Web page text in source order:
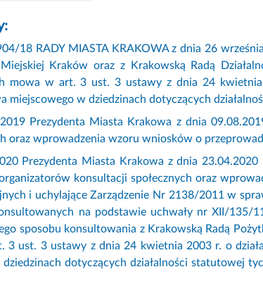
18 RADY MIASTA KRAKOWA z dnia 26
Kraków oraz z Krakowską Radą
mowa w art. 3 ust. 3 ustawy z dnia 24
miejscowego w dziedzinach dotyczących
Prezydenta Miasta Krakowa z dnia
oraz wprowadzenia wzoru wniosków o
Prezydenta Miasta Krakowa z dnia
konsultacji społecznych oraz
i uchylające Zarządzenie Nr 2138/2011 w
na podstawie uchwały nr XII/
sposobu konsultowania z Krakowską Radą
3 ust. 3 ustawy z dnia 24 kwietnia 2003 r. o
dotyczących działalności statutowej